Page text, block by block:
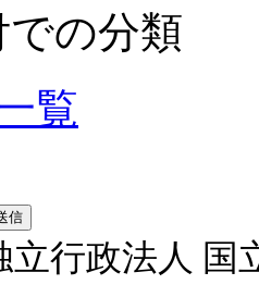
の分類
覧
立行政法人 国